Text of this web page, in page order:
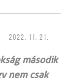
2022. 11. 21.
második
nem csak